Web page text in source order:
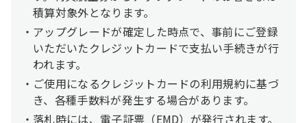
積算対象外となります。
アップグレードが確定した時点で、事前にご登録
いただいたクレジットカードで支払い手続きが行
われます。
ご使用になるクレジットカードの利用規約に基づ
き、各種手数料が発生する場合があります。
落札時には、電子証票（EMD）が発行されます。